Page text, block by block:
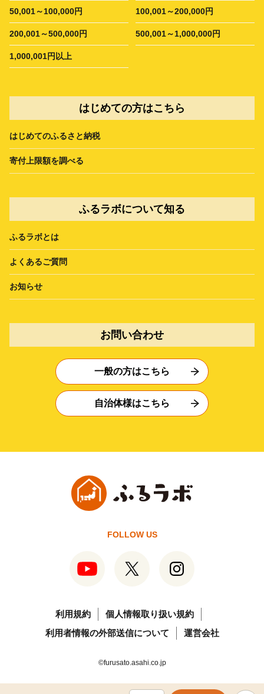
50,001～100,000円 100,001～200,000円
200,001～500,000円 500,001～1,000,000円
1,000,001円以上
はじめての方はこちら
はじめてのふるさと納税
寄付上限額を調べる
ふるラボについて知る
ふるラボとは
よくあるご質問
お知らせ
お問い合わせ
一般の方はこちら
自治体様はこちら
FOLLOW US
利用規約
個人情報取り扱い規約
利用者情報の外部送信について
運営会社
©furusato.asahi.co.jp